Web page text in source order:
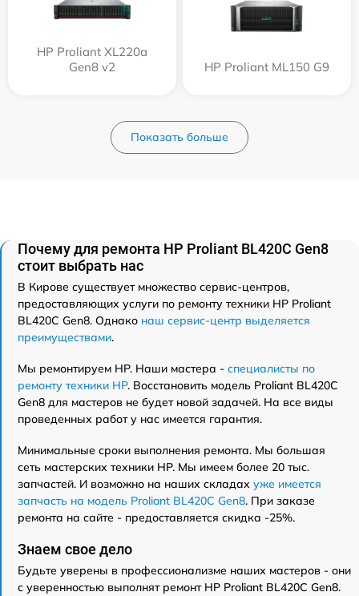
HP Proliant XL220a
Gen8 v2
HP Proliant ML150 G9
Показать больше
Почему для ремонта HP Proliant BL420C Gen8
стоит выбрать нас
В Кирове существует множество сервис-центров,
предоставляющих услуги по ремонту техники HP Proliant
BL420C Gen8. Однако наш сервис-центр выделяется
преимуществами.
Мы ремонтируем HP. Наши мастера - специалисты по
ремонту техники HP. Восстановить модель Proliant BL420C
Gen8 для мастеров не будет новой задачей. На все виды
проведенных работ у нас имеется гарантия.
Минимальные сроки выполнения ремонта. Мы большая
сеть мастерских техники HP. Мы имеем более 20 тыс.
запчастей. И возможно на наших складах уже имеется
запчасть на модель Proliant BL420C Gen8. При заказе
ремонта на сайте - предоставляется скидка -25%.
Знаем свое дело
Будьте уверены в профессионализме наших мастеров - они
с уверенностью выполнят ремонт HP Proliant BL420C Gen8.